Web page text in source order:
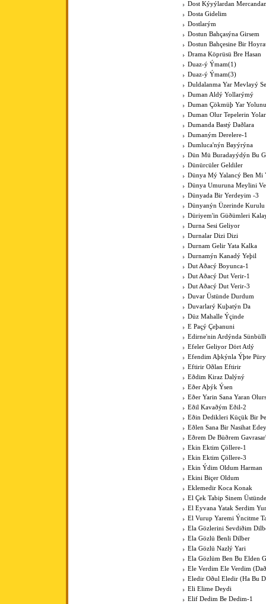
Dost Kýyýlardan
Dosta Gidelim
Dostlarým
Dostun Bahçasýna Girsem
Dostun Bahçesine Bir
Drama Köprüsü Bre Hasan
Duaz-ý Ýmam(1)
Duaz-ý Ýmam(3)
Duldalanma Yar Mevlayý
Duman Aldý Yollarýmý
Duman Çökmüþ Yar
Duman Olur Tepelerin
Dumanda Bastý Daðlara
Dumaným Derelere-1
Dumluca'nýn Bayýrýna
Dün Mü Buradayýdýn Bu
Dünürcüler Geldiler
Dünya Mý Yalancý Ben Mi
Dünya Umuruna Meylini
Dünyada Bir Yerdeyim -3
Dünyanýn Üzerinde
Düriyem'in Güðümleri
Durna Sesi Geliyor
Durnalar Dizi Dizi
Durnam Gelir Yata Kalka
Durnamýn Kanadý Yeþil
Dut Aðacý Boyunca-1
Dut Aðacý Dut Verir-1
Dut Aðacý Dut Verir-3
Duvar Üstünde Durdum
Duvarlarý Kuþatýn Da
Düz Mahalle Ýçinde
E Paçý Çeþanuni
Edirne'nin Ardýnda
Efeler Geliyor Dört Atlý
Efendim Aþkýnla Ýþte
Eftirir Oðlan Eftirir
Eðdim Kiraz Dalýný
Eðer Aþýk Ýsen
Eðer Yarin Sana Yaran
Eðil Kavaðým Eðil-2
Eðin Dedikleri Küçük Bir
Eðlen Sana Bir Nasihat
Eðrem De Büðrem
Ekin Ektim Çöllere-1
Ekin Ektim Çöllere-3
Ekin Ýdim Oldum Harman
Ekini Biçer Oldum
Eklemedir Koca Konak
El Çek Tabip Sinem
El Eyvana Yatak Serdim
El Vurup Yaremi Ýncitme
Ela Gözlerini Sevdiðim
Ela Gözlü Benli Dilber
Ela Gözlü Nazlý Yari
Ela Gözlüm Ben Bu Elden
Ele Verdim Ele Verdim
Eledir Oðul Eledir (Ha Bu
Eli Elime Deydi
Elif Dedim Be Dedim-1